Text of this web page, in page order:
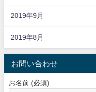
2019年9月
2019年8月
お問い合わせ
お名前 (必須)